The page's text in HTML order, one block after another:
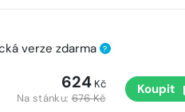
verze zdarma ?
624Kč
Na stánku:676 Kč
Koupit